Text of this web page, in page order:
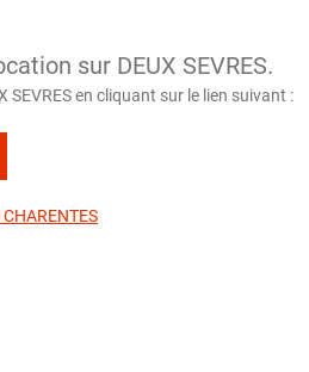
sur DEUX SEVRES.
en cliquant sur le lien suivant :